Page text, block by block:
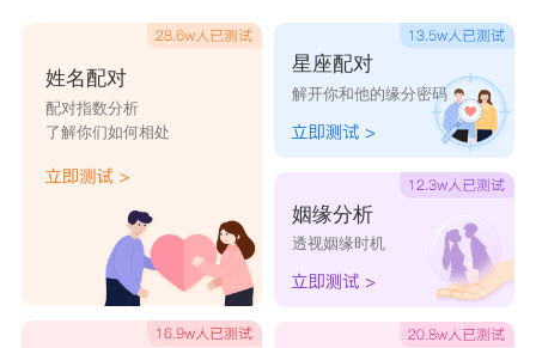
11、车到山前必有路。
12、答案就在你身边。
13、大胆一点。
16、放轻松点。
17、慢慢来。
18、管它呢。
姓名配对
配对指数分析
了解你们如何相处
星座配对
解开你和他的缘分密码
姻缘分析
透视姻缘时机